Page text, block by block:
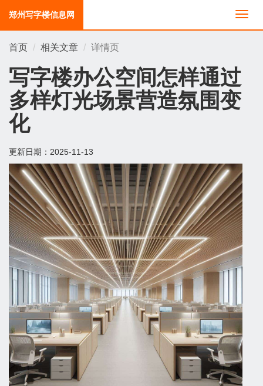
切
换
郑州写字楼信息网
首页 相关文章 详情页
写字楼办公空间怎样通过
多样灯光场景营造氛围变
化
更新日期： 2025-11-13